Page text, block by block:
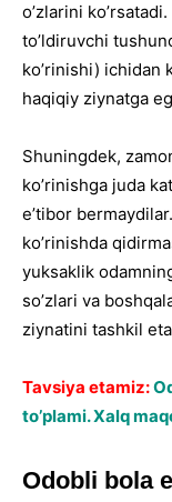
o’zlarini
to’ldiruvchi
ko’rinishi) ichidan
haqiqiy ziynatga
Shuningdek,
ko’rinishga juda
e’tibor
ko’rinishda
yuksaklik
so’zlari va
ziynatini tashkil
Tavsiya etamiz:
to’plami. Xalq
Odobli bola